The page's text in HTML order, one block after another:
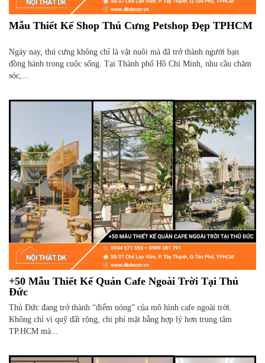
Mẫu Thiết Kế Shop Thú Cưng Petshop Đẹp TPHCM
Ngày nay, thú cưng không chỉ là vật nuôi mà đã trở thành người bạn
đồng hành trong cuộc sống. Tại Thành phố Hồ Chí Minh, nhu cầu chăm
sóc,...
+50 Mẫu Thiết Kế Quán Cafe Ngoài Trời Tại Thủ
Đức
Thủ Đức đang trở thành “điểm nóng” của mô hình cafe ngoài trời.
Không chỉ vì quỹ đất rộng, chi phí mặt bằng hợp lý hơn trung tâm
TP.HCM mà...